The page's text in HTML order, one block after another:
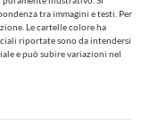
tra immagini e testi. Per
Le cartelle colore ha
riportate sono da intendersi
e può subire variazioni nel